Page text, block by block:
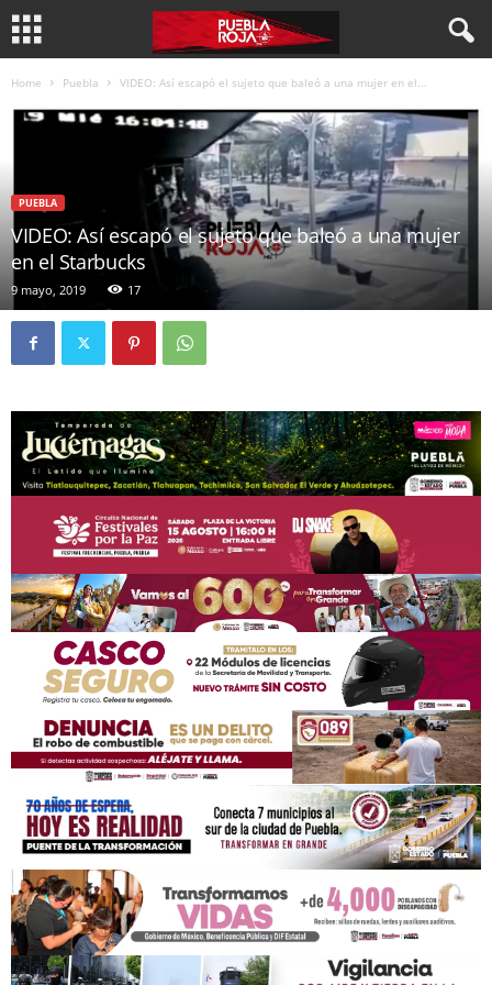
Home Puebla VIDEO: Así escapó el sujeto que baleó a una mujer en el...
PUEBLA
VIDEO: Así escapó el sujeto que baleó a una mujer
en el Starbucks
9 mayo, 2019 17